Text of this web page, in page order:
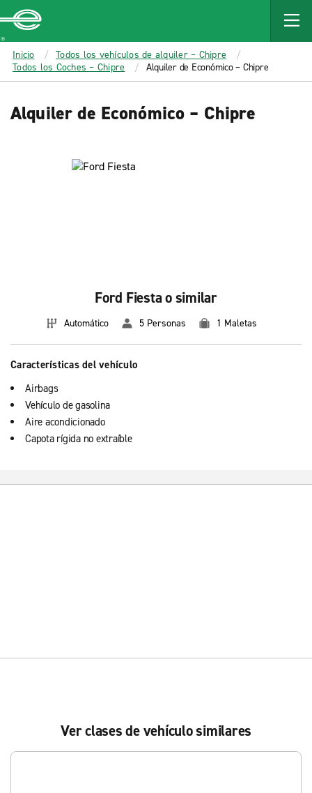
MAIN
CONTENT
Enterprise
Inicio
Todos los vehículos de alquiler – Chipre
Todos los Coches – Chipre
Alquiler de Económico – Chipre
Alquiler de Económico – Chipre
Ford Fiesta o similar
Automático 5 Personas 1 Maletas
Características del vehículo
Airbags
Vehículo de gasolina
Aire acondicionado
Capota rígida no extraíble
Ver clases de vehículo similares